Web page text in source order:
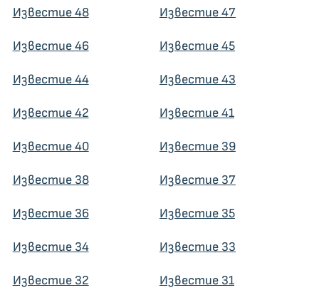
Известие 48 Известие 47
Известие 46 Известие 45
Известие 44 Известие 43
Известие 42 Известие 41
Известие 40 Известие 39
Известие 38 Известие 37
Известие 36 Известие 35
Известие 34 Известие 33
Известие 32 Известие 31